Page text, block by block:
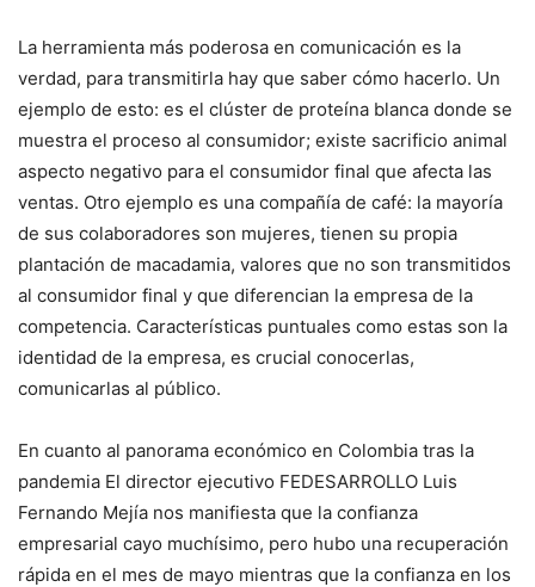
La herramienta más poderosa en comunicación es la
verdad, para transmitirla hay que saber cómo hacerlo. Un
ejemplo de esto: es el clúster de proteína blanca donde se
muestra el proceso al consumidor; existe sacrificio animal
aspecto negativo para el consumidor final que afecta las
ventas. Otro ejemplo es una compañía de café: la mayoría
de sus colaboradores son mujeres, tienen su propia
plantación de macadamia, valores que no son transmitidos
al consumidor final y que diferencian la empresa de la
competencia. Características puntuales como estas son la
identidad de la empresa, es crucial conocerlas,
comunicarlas al público.
En cuanto al panorama económico en Colombia tras la
pandemia El director ejecutivo FEDESARROLLO Luis
Fernando Mejía nos manifiesta que la confianza
empresarial cayo muchísimo, pero hubo una recuperación
rápida en el mes de mayo mientras que la confianza en los